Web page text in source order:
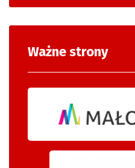
Ważne strony